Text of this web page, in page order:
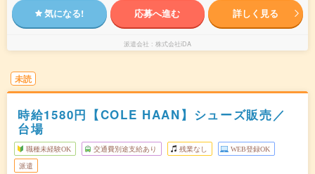
気になる! 応募へ進む 詳しく見る
派遣会社 株式会社iDA
未読
時給1580円【COLE HAAN】シューズ販売／
台場
職種未経験OK 交通費別途支給あり 残業なし WEB登録OK
派遣